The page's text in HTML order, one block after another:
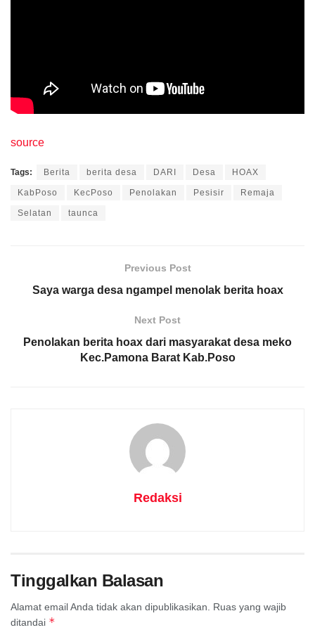
source
Tags: Berita berita desa DARI Desa HOAX
KabPoso KecPoso Penolakan Pesisir Remaja
Selatan taunca
Previous Post
Saya warga desa ngampel menolak berita hoax
Next Post
Penolakan berita hoax dari masyarakat desa meko
Kec.Pamona Barat Kab.Poso
Redaksi
Tinggalkan Balasan
Alamat email Anda tidak akan dipublikasikan. Ruas yang wajib
ditandai *